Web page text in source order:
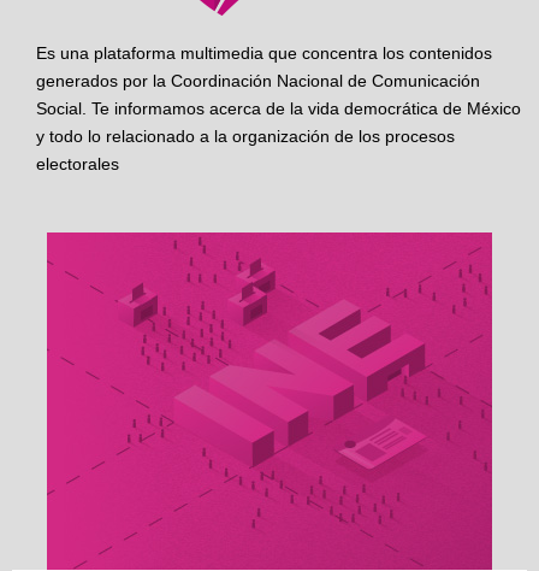
Es una plataforma multimedia que concentra los contenidos
generados por la Coordinación Nacional de Comunicación
Social. Te informamos acerca de la vida democrática de México
y todo lo relacionado a la organización de los procesos
electorales